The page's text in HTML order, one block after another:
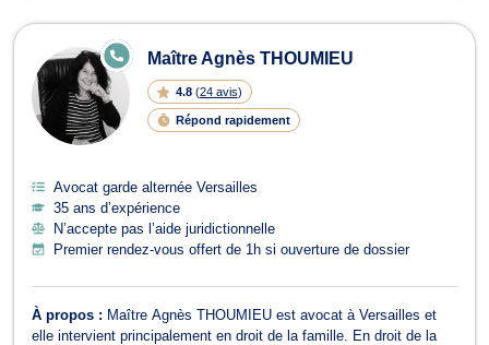
Maître Agnès THOUMIEU
4.8 (24 avis)
Répond rapidement
E
N
N
E
Avocat garde alternée Versailles
35 ans d’expérience
N’accepte pas l’aide juridictionnelle
Premier rendez-vous offert de 1h si ouverture de dossier
À propos : Maître Agnès THOUMIEU est avocat à Versailles et
elle intervient principalement en droit de la famille. En droit de la